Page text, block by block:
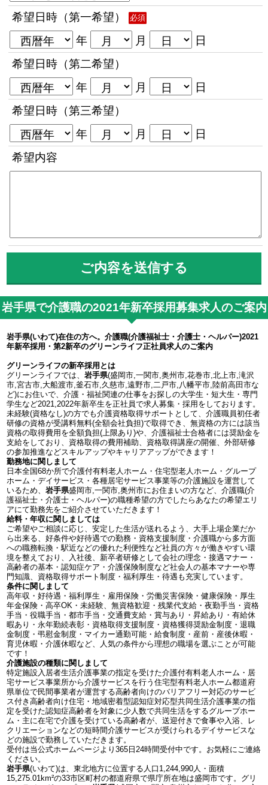
希望日時（第一希望） 必須
年 月
日
希望日時（第二希望）
年
月
日
希望日時（第三希望）
年
月
日
希望内容
岩手県で介護職の2021年新卒採用募集求人のご案内
岩手県(いわて)在住の方へ。介護職(介護福祉士・介護士・ヘルパー)2021
年新卒採用・第2新卒のグリーンライフ正社員求人のご案内
グリーンライフの新卒採用とは
グリーンライフでは、岩手県(盛岡市,一関市,奥州市,花巻市,北上市,滝沢
市,宮古市,大船渡市,釜石市,久慈市,遠野市,二戸市,八幡平市,陸前高田市な
ど)にお住いで、介護・福祉関連の仕事をお探しの大学生・短大生・専門
学生など2021,2022年新卒生を正社員で求人募集・採用をしております。
未経験(資格なし)の方でも介護資格取得サポートとして、介護職員初任者
研修の資格が受講料無料(全額会社負担)で取得でき、無資格の方には該当
資格の取得費用を全額負担(上限あり)や、介護福祉士合格者には奨励金を
支給をしており、資格取得の費用補助、資格取得講座の開催、外部研修
の参加推進などスキルアップやキャリアアップができます！
勤務地に関しまして
日本全国68か所で介護付有料老人ホーム・住宅型老人ホーム・グループ
ホーム・デイサービス・各種居宅サービス事業等の介護施設を運営して
いるため、岩手県盛岡市,一関市,奥州市にお住まいの方など、介護職(介
護福祉士・介護士・ヘルパー)の職種希望の方でしたらあなたの希望エリ
アにて勤務先をご紹介させていただきます！
給料・年収に関しましては
ご希望やご相談に応じ、安定した生活が送れるよう、大手上場企業だか
ら出来る、好条件や好待遇での勤務・資格支援制度・介護職から多方面
への職務転換・駅近などの優れた利便性など社員の方々が働きやすい環
境を整えており、入社後、新卒者研修として会社の理念・接遇マナー・
高齢者の基本・認知症ケア・介護保険制度など社会人の基本マナーや専
門知識、資格取得サポート制度・福利厚生・待遇も充実しています。
条件に関しまして
高年収・好待遇・福利厚生・雇用保険・労働災害保険・健康保険・厚生
年金保険・高卒OK・未経験、無資格歓迎・残業代支給・夜勤手当・資格
手当・役職手当・都市手当・交通費支給・賞与あり・昇給あり・有給休
暇あり・永年勤続表彰・資格取得支援制度・資格獲得奨励金制度・退職
金制度・弔慰金制度・マイカー通勤可能・給食制度・産前・産後休暇・
育児休暇・介護休暇など、人気の条件から理想の職場を選ぶことが可能
です！
介護施設の種類に関しまして
特定施設入居者生活介護事業の指定を受けた介護付有料老人ホーム・居
宅サービス事業所から介護サービスを行う住宅型有料老人ホーム都道府
県単位で民間事業者が運営する高齢者向けのバリアフリー対応のサービ
ス付き高齢者向け住宅・地域密着型認知症対応型共同生活介護事業の指
定を受けた認知症高齢者を対象に少人数で共同生活をするグループホー
ム・主に在宅で介護を受けている高齢者が、送迎付きで食事や入浴、レ
クリエーションなどの短時間介護サービスが受けられるデイサービスな
どの施設で勤務していただきます。
受付は当公式ホームページより365日24時間受付中です。お気軽にご連絡
ください。
岩手県(いわて)は、東北地方に位置する人口1,244,990人・面積
15,275.01km²の33市区町村の都道府県で県庁所在地は盛岡市です。グリ